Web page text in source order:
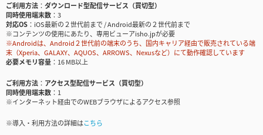
ご利用方法
ダウンロード型配信サービス（買切型）
同時使用端末数
3
対応OS
iOS最新の２世代前まで / Android最新の２世代前まで
※コンテンツの使用にあたり、専用ビューアisho.jpが必要
※Androidは、Android２世代前の端末のうち、国内キャリア経由で販売されている端
末（Xperia、GALAXY、AQUOS、ARROWS、Nexusなど）にて動作確認しています
必要メモリ容量
16 MB以上
ご利用方法
アクセス型配信サービス（買切型）
同時使用端末数
1
※インターネット経由でのWEBブラウザによるアクセス参照
※導入・利用方法の詳細はこちら